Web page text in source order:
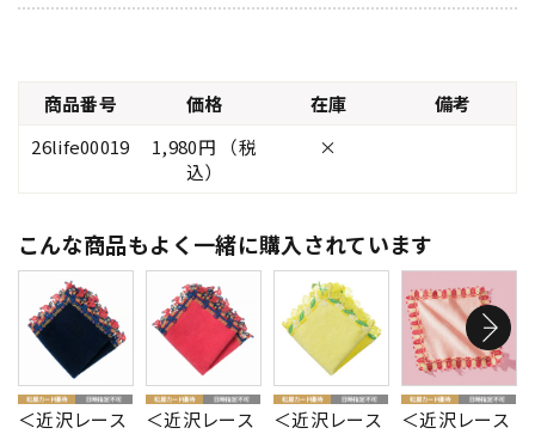
商品番号 価格 在庫
備考
26life00019
1,980円 （税
込）
×
こんな商品もよく一緒に購入されています
＜近沢レース
＜近沢レース
＜近沢レース
＜近沢レース